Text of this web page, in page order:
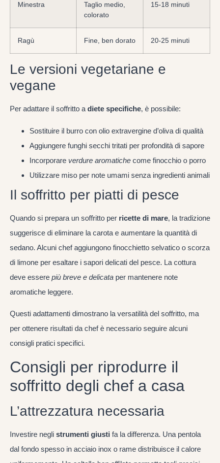
Minestra
Taglio medio,
colorato
15-18 minuti
Ragù Fine, ben dorato 20-25 minuti
Le versioni vegetariane e
vegane
Per adattare il soffritto a diete specifiche, è possibile:
Sostituire il burro con olio extravergine d’oliva di qualità
Aggiungere funghi secchi tritati per profondità di sapore
Incorporare verdure aromatiche come finocchio o porro
Utilizzare miso per note umami senza ingredienti animali
Il soffritto per piatti di pesce
Quando si prepara un soffritto per ricette di mare, la tradizione
suggerisce di eliminare la carota e aumentare la quantità di
sedano. Alcuni chef aggiungono finocchietto selvatico o scorza
di limone per esaltare i sapori delicati del pesce. La cottura
deve essere più breve e delicata per mantenere note
aromatiche leggere.
Questi adattamenti dimostrano la versatilità del soffritto, ma
per ottenere risultati da chef è necessario seguire alcuni
consigli pratici specifici.
Consigli per riprodurre il
soffritto degli chef a casa
L’attrezzatura necessaria
Investire negli strumenti giusti fa la differenza. Una pentola
dal fondo spesso in acciaio inox o rame distribuisce il calore